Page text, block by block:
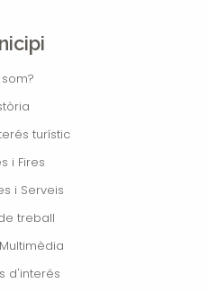
turístic
i Fires
i Serveis
treball
d'interés